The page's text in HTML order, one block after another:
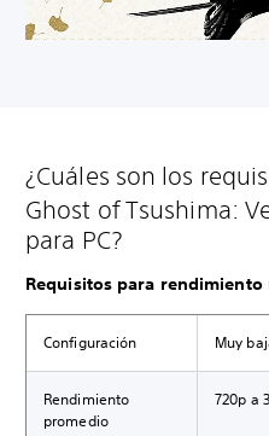
¿Cuáles son los
Ghost of Tsushima:
para PC?
Requisitos para rendimiento
Configuración Muy
Rendimiento
promedio
720p a